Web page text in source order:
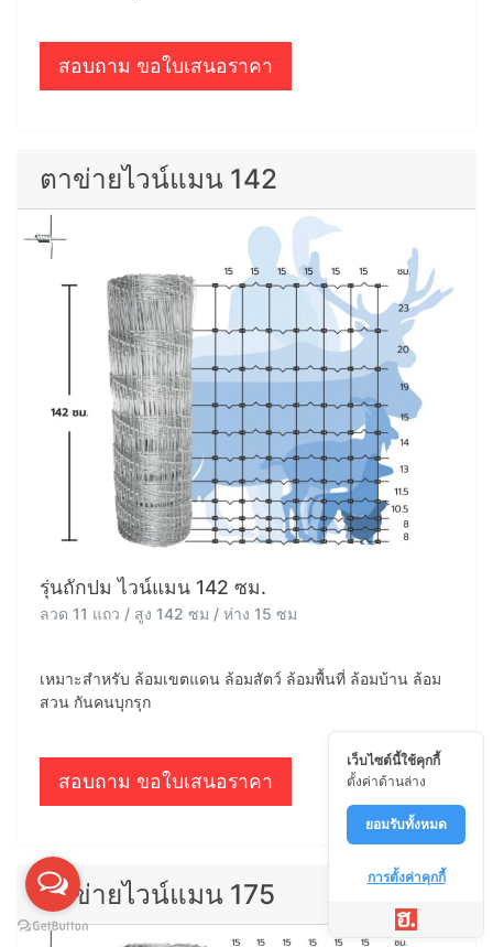
สอบถาม ขอใบเสนอราคา
ตาข่ายไวน์แมน 142
รุ่นถักปม ไวน์แมน 142 ซม.
ลวด 11 แถว / สูง 142 ซม / ห่าง 15 ซม
เหมาะสำหรับ ล้อมเขตแดน ล้อมสัตว์ ล้อมพื้นที่ ล้อมบ้าน ล้อม
สวน กันคนบุกรุก
สอบถาม ขอใบเสนอราคา
ตาข่ายไวน์แมน 175
เว็บไซต์นี้ใช้คุกกี้
ตั้งค่าด้านล่าง
ยอมรับทั้งหมด
การตั้งค่าคุกกี้